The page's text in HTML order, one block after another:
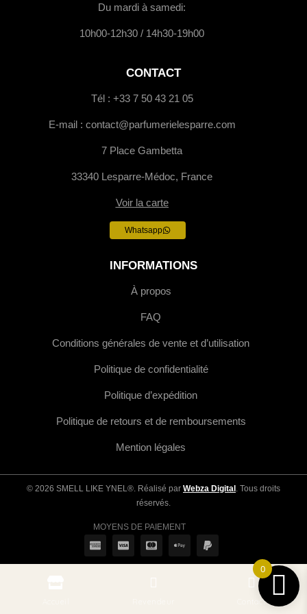
INFORMATIONS
À propos
FAQ
Conditions générales de vente et d’utilisation
Politique de confidentialité
Politique d’expédition
Politique de retours et de remboursements
Mention légales
CONTACT
Tél : +33 7 50 43 21 05
E-mail : contact@parfumerielesparre.com
7 Place Gambetta
33340 Lesparre-Médoc, France
Voir la carte
Whatsapp
Du mardi à samedi:
10h00-12h30 / 14h30-19h00
© 2026 SMELL LIKE YNEL®. Réalisé par Webza Digital . Tous droits
réservés.
MOYENS DE PAIEMENT
0
Contact